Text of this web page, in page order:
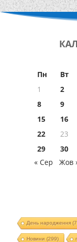
Пн Вт
1
2
8
9
15
16
22
23
29
30
« Сер
Жов
День народження
Новини (299)